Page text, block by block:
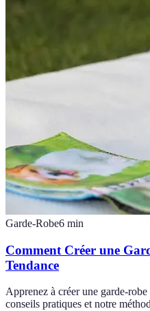
Garde-Robe6 min
Comment Créer une
Tendance
Apprenez à créer une garde-
conseils pratiques et notre